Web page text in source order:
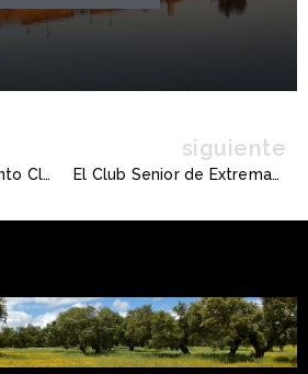
Informe de seguimiento Club Senior 2026
siguiente
El Club Senior de Extremadura alerta en la Feria del Libro de Badajoz sobre el riesgo en los plazos del AVE: El atasco de Toledo compromete el horizonte 2030